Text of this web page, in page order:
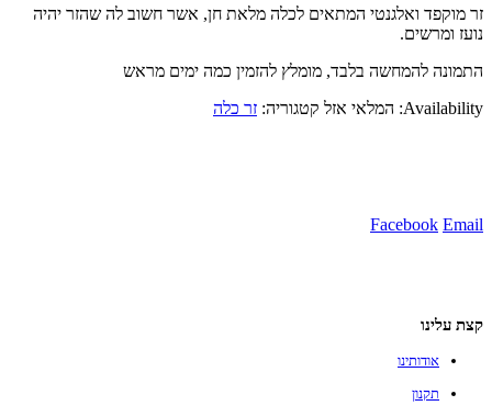
זר מוקפד ואלגנטי המתאים לכלה מלאת חן, אשר חשוב לה שהזר יהיה
נועז ומרשים.
התמונה להמחשה בלבד, מומלץ להזמין כמה ימים מראש
Availability: המלאי אזל קטגוריה: זר כלה
Gmail
Facebook Email
קצת עלינו
אודותינו
תקנון